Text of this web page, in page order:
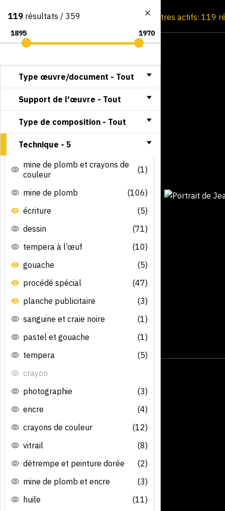
Consultation par image Filtres actifs: 119
119 résultats / 359
Type œuvre/document - Tout
Support de l'œuvre - Tout
Type de composition - Tout
Technique - 5
mine de plomb et crayons de
couleur
(1)
mine de plomb
(106)
écriture
(5)
dessin
(71)
tempera à l’œuf
(10)
gouache
(5)
procédé spécial
(47)
planche publicitaire
(3)
sanguine et craie noire
(1)
pastel et gouache
(1)
tempera
(5)
crayon
photographie
(3)
encre
(4)
crayons de couleur
(12)
vitrail
(8)
détrempe et peinture dorée
(2)
mine de plomb et encre
(3)
huile
(11)